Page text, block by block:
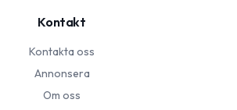
Kontakt
Kontakta oss
Annonsera
Om oss